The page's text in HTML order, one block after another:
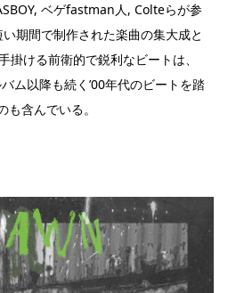
ベゲfastman人, Colteらが参
期間で制作された楽曲の集大成と
ける前衛的で鋭利なビートは、
ム以降も続く’00年代のビートを踏
含んでいる。